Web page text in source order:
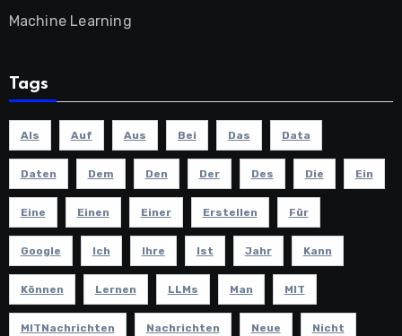
Machine Learning
Tags
Als Auf Aus Bei Das Data
Daten Dem Den Der Des Die Ein
Eine Einen Einer Erstellen Für
Google Ich Ihre Ist Jahr Kann
Können Lernen LLMs Man MIT
MITNachrichten Nachrichten Neue Nicht